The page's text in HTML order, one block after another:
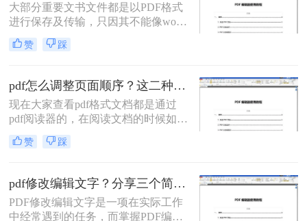
大部分重要文书文件都是以PDF格式
进行保存及传输，只因其不能像word
等文件容易进行修改，但市面上好用
的，支持修改PDF内容的工具还真不
PDF工具，挑出这2款我认为好用到
PDF编辑器分享给大家！那么pdf文件
怎么修改内容呢，刚需的朋友们一起
看看！！！
赞 踩
pdf怎么调整页面顺序？这二种编辑方法了解一下！
现在大家查看pdf格式文档都是通过
pdf阅读器的，在阅读文档的时候如果
发现文件页面的顺序错乱，使文档无
法正常查看的话该怎么办？pdf怎么调
吧。
赞 踩
pdf修改编辑文字？分享三个简单的修改方法！
PDF修改编辑文字是一项在实际工作
中经常遇到的任务，而掌握PDF编辑